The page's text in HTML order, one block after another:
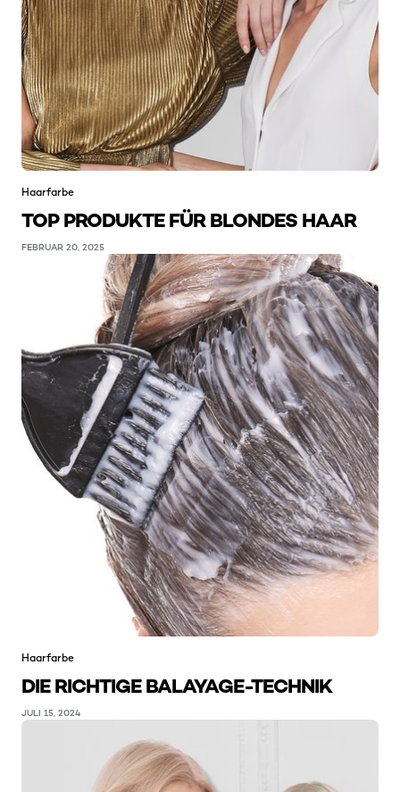
Haarfarbe
TOP PRODUKTE FÜR BLONDES HAAR
FEBRUAR 20, 2025
Haarfarbe
DIE RICHTIGE BALAYAGE-TECHNIK
JULI 15, 2024